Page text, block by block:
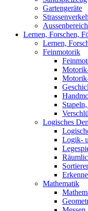
Gartengeräte
Lernen, Forschen,
Lernen,
Feinmotorik
Logisches
Logik-
Mathematik